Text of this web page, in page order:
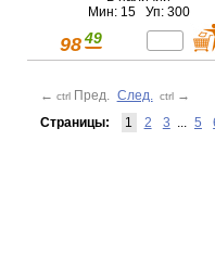
Мин: 15 Уп: 300
98 49
← ctrl Пред. След. ctrl →
Страницы:
1 2 3 ... 5